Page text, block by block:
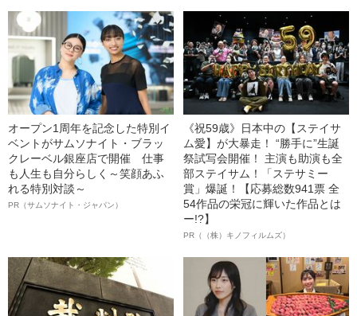
オープン1周年を記念した特別イ
ベントがサムソナイト・ブラッ
クレーベル銀座店で開催 仕事
も人生も自分らしく～笑顔あふ
れる特別対談～
PR（サムソナイト・ジャパン）
《祝59歳》日本中の【ステイサ
ム愛】が大暴走！ “勝手に”生誕
祭試写会開催！ 主演も助演も全
部ステイサム！「ステサミー
賞」爆誕！【応募総数941票 全
54作品の栄冠に輝いた作品とは
ー!?】
PR（（株）キノフィルムズ）